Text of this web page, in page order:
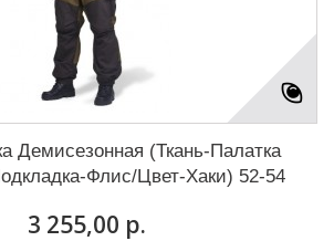
Демисезонная (Ткань-Палатка
Флис/Цвет-Хаки) 52-54
3 255,00 р.